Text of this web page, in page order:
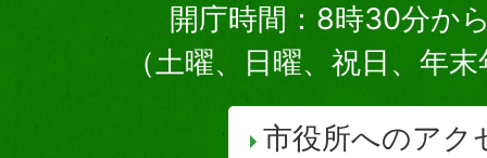
開庁時間：8時30分か
（土曜、日曜、祝日、年
市役所へのアク